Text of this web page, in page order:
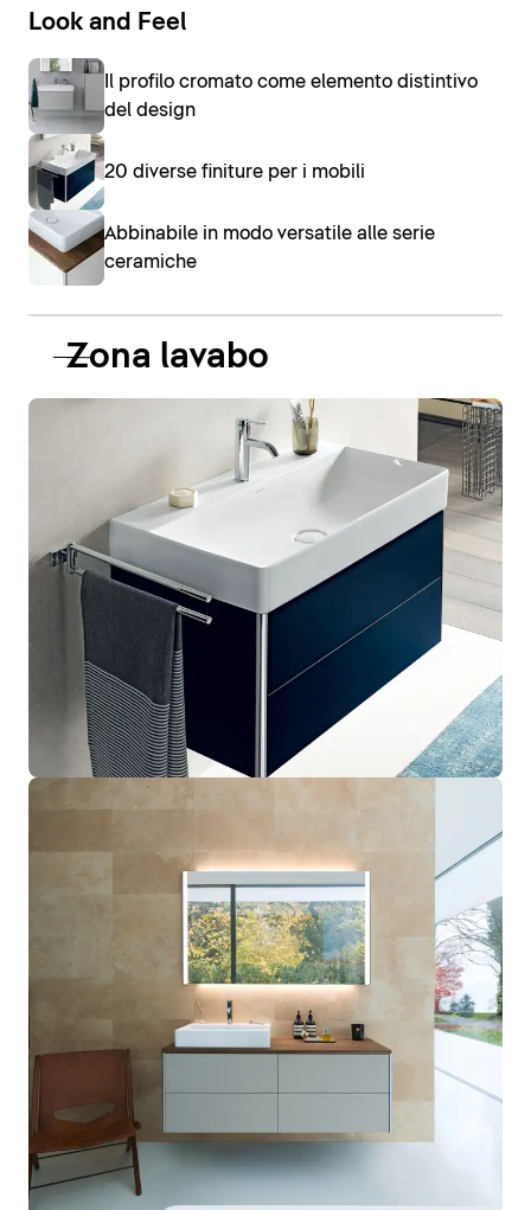
Look and Feel
Il profilo cromato come elemento distintivo
del design
20 diverse finiture per i mobili
Abbinabile in modo versatile alle serie
ceramiche
Zona lavabo